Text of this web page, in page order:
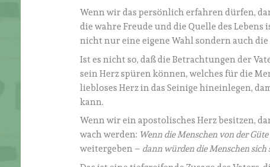
Wenn wir das persönlich erfahren dürfen,
die wahre Freude und die Quelle des Lebens
nicht nur eine eigene Wahl sondern auch
Ist es nicht so, daß die Betrachtungen der
sein Herz spüren können, welches für die
liebloses Herz in das Seinige hineinlegen,
kann.
Wenn wir ein apostolisches Herz besitzen,
wach werden: Wenn die Menschen von der
weitergeben – dann würden die Menschen sich